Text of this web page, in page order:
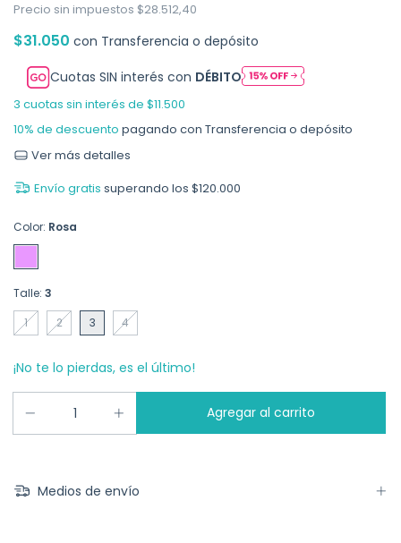
Precio sin impuestos $28.512,40
$31.050 con Transferencia o depósito
Cuotas SIN interés con DÉBITO
3 cuotas sin interés de $11.500
10% de descuento pagando con Transferencia o depósito
Ver más detalles
Envío gratis superando los $120.000
Color: Rosa
Talle: 3
1
2 3 4
¡No te lo pierdas, es el último!
Medios de envío